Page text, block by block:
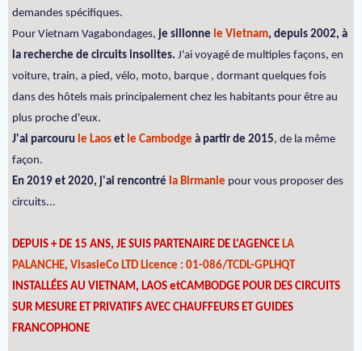
demandes spécifiques.
Pour Vietnam Vagabondages, je sillonne le Vietnam, depuis 2002, à
la recherche de circuits insolites. J'ai voyagé de multiples façons, en
voiture, train, a pied, vélo, moto, barque , dormant quelques fois
dans des hôtels mais principalement chez les habitants pour être au
plus proche d'eux.
J'ai parcouru le Laos et le Cambodge à partir de 2015, de la même
façon.
En 2019 et 2020, j'ai rencontré la Birmanie pour vous proposer des
circuits...
DEPUIS + DE 15 ANS, JE SUIS PARTENAIRE DE L'AGENCE LA
PALANCHE, VisasieCo LTD Licence : 01-086/TCDL-GPLHQT
INSTALLÉES AU VIETNAM, LAOS etCAMBODGE POUR DES CIRCUITS
SUR MESURE ET PRIVATIFS AVEC CHAUFFEURS ET GUIDES
FRANCOPHONE